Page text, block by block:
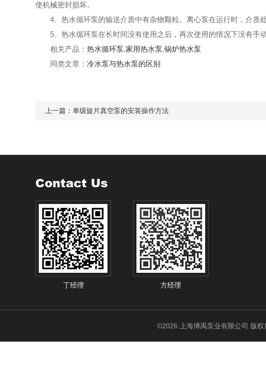
使机械密封损坏。
4
热水循环泵的输送介质中有杂物颗粒。离心泵在运行时，介质
5
热水循环泵在长时间没有使用之后，再次使用的情况下没有手
相关产品： 热水循环泵,家用热水泵,锅炉热水泵
同类文章： 冷水泵与热水泵的区别
上一篇： 单级旋片真空泵的安装操作方法
Contact Us
丁经理 方经理
©2026 上海博禹泵业有限公司 版